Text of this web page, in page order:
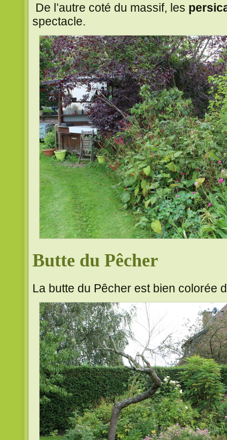
De l’autre coté du massif, les
spectacle.
Butte du Pêcher
La butte du Pêcher est bien colorée